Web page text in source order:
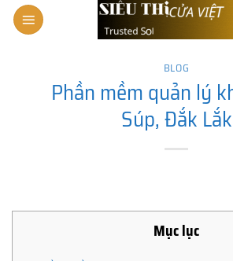
Skip
BLOG
Phần mềm quản lý
Súp, Đắk Lắk
Mục lục